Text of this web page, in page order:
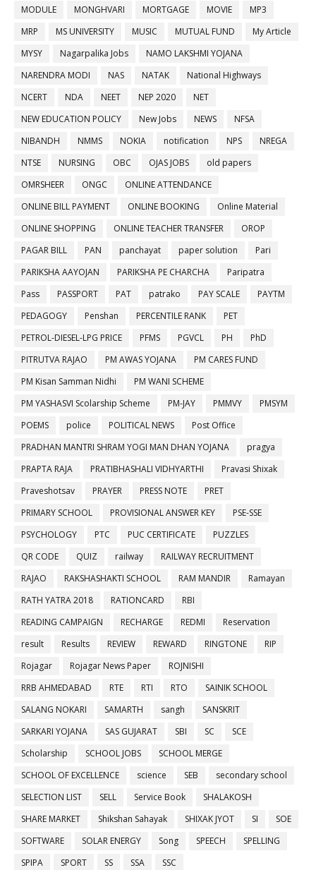
MODULE MONGHVARI MORTGAGE MOVIE
MP3
MRP
MS UNIVERSITY MUSIC MUTUAL FUND
My Article
MYSY
Nagarpalika Jobs
NAMO LAKSHMI YOJANA
NARENDRA MODI
NAS NATAK
National Highways
NCERT
NDA NEET NEP 2020
NET
NEW EDUCATION POLICY
New Jobs NEWS
NFSA
NIBANDH
NMMS NOKIA notification NPS
NREGA
NTSE
NURSING OBC OJAS JOBS
old papers
OMRSHEER
ONGC
ONLINE ATTENDANCE
ONLINE BILL PAYMENT
ONLINE BOOKING
Online Material
ONLINE SHOPPING
ONLINE TEACHER TRANSFER
OROP
PAGAR BILL
PAN panchayat paper solution
Pari
PARIKSHA AAYOJAN
PARIKSHA PE CHARCHA
Paripatra
Pass
PASSPORT PAT patrako PAY SCALE
PAYTM
PEDAGOGY
Penshan PERCENTILE RANK
PET
PETROL-DIESEL-LPG PRICE
PFMS PGVCL PH
PhD
PITRUTVA RAJAO
PM AWAS YOJANA
PM CARES FUND
PM Kisan Samman Nidhi
PM WANI SCHEME
PM YASHASVI Scolarship Scheme
PM-JAY PMMVY
PMSYM
POEMS
police POLITICAL NEWS
Post Office
PRADHAN MANTRI SHRAM YOGI MAN DHAN YOJANA
pragya
PRAPTA RAJA
PRATIBHASHALI VIDHYARTHI
Pravasi Shixak
Praveshotsav
PRAYER PRESS NOTE
PRET
PRIMARY SCHOOL
PROVISIONAL ANSWER KEY
PSE-SSE
PSYCHOLOGY
PTC PUC CERTIFICATE
PUZZLES
QR CODE
QUIZ railway
RAILWAY RECRUITMENT
RAJAO
RAKSHASHAKTI SCHOOL RAM MANDIR
Ramayan
RATH YATRA 2018
RATIONCARD
RBI
READING CAMPAIGN
RECHARGE REDMI
Reservation
result
Results REVIEW REWARD RINGTONE
RIP
Rojagar
Rojagar News Paper
ROJNISHI
RRB AHMEDABAD
RTE RTI RTO
SAINIK SCHOOL
SALANG NOKARI
SAMARTH sangh
SANSKRIT
SARKARI YOJANA
SAS GUJARAT SBI SC
SCE
Scholarship
SCHOOL JOBS
SCHOOL MERGE
SCHOOL OF EXCELLENCE
science SEB
secondary school
SELECTION LIST
SELL Service Book
SHALAKOSH
SHARE MARKET
Shikshan Sahayak SHIXAK JYOT SI
SOE
SOFTWARE
SOLAR ENERGY Song SPEECH
SPELLING
SPIPA
SPORT SS SSA
SSC